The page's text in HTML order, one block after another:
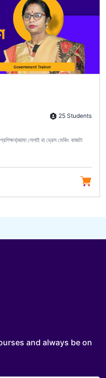
25 Students
সেলাই বা ড্রেস মেকিং কাজটা
and always be on